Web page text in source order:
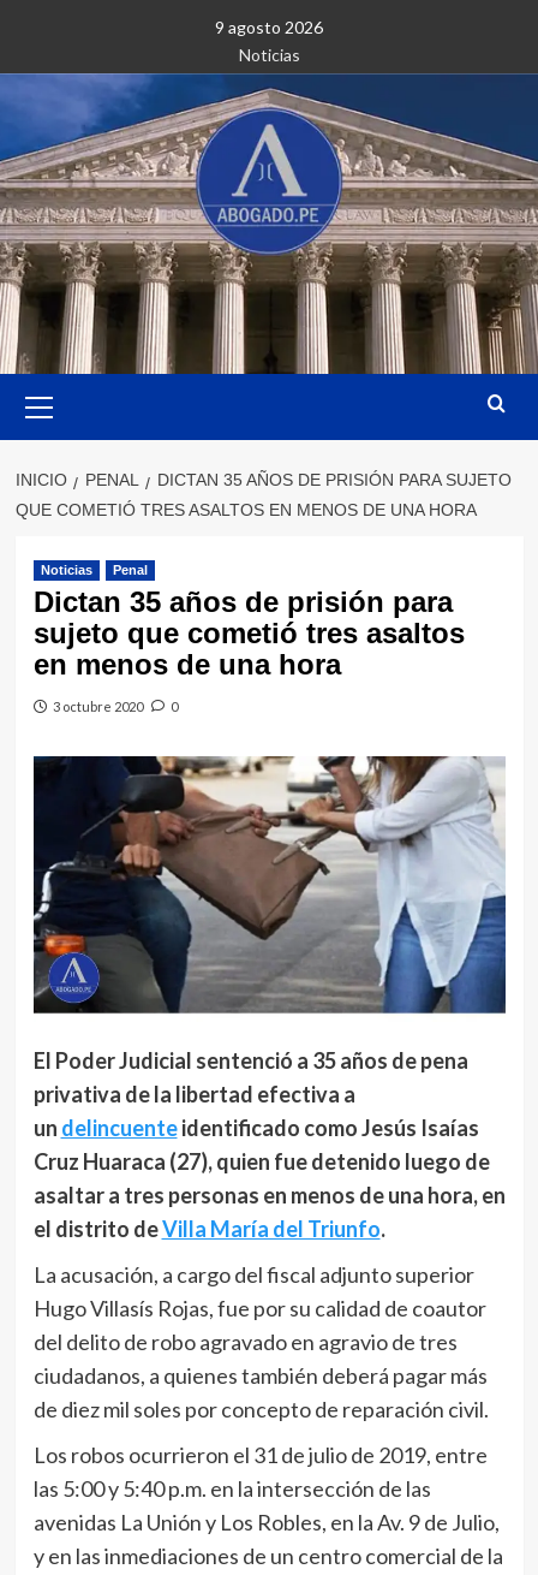
contenido
9 agosto 2026
Noticias
primario
INICIO PENAL
DICTAN 35 AÑOS DE PRISIÓN PARA SUJETO
QUE COMETIÓ TRES ASALTOS EN MENOS DE UNA HORA
Noticias Penal
Dictan 35 años de prisión para
sujeto que cometió tres asaltos
en menos de una hora
3 octubre 2020 0
El Poder Judicial sentenció a 35 años de pena
privativa de la libertad efectiva a
un delincuenteidentificado como Jesús Isaías
Cruz Huaraca (27), quien fue detenido luego de
asaltar a tres personas en menos de una hora, en
el distrito deVilla María del Triunfo.
La acusación, a cargo del fiscal adjunto superior
Hugo Villasís Rojas, fue por su calidad de coautor
del delito de robo agravado en agravio de tres
ciudadanos, a quienes también deberá pagar más
de diez mil soles por concepto de reparación civil.
Los robos ocurrieron el 31 de julio de 2019, entre
las 5:00 y 5:40 p.m. en la intersección de las
avenidas La Unión y Los Robles, en la Av. 9 de Julio,
y en las inmediaciones de un centro comercial de la